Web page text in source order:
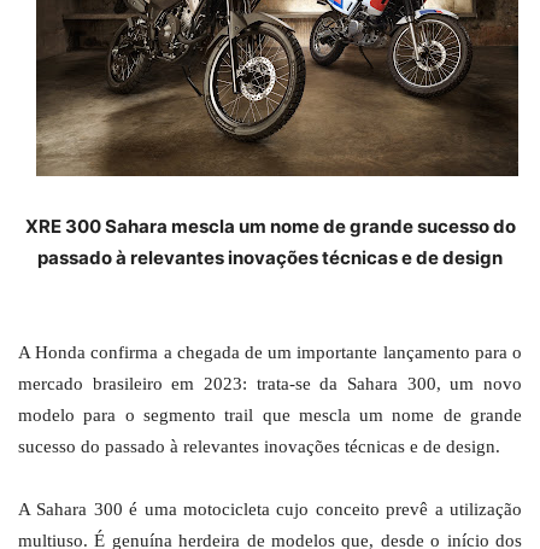
XRE 300 Sahara mescla um nome de grande sucesso do
passado à relevantes inovações técnicas e de design
A Honda confirma a chegada de um importante lançamento para o
mercado brasileiro em 2023: trata-se da Sahara 300, um novo
modelo para o segmento trail que mescla um nome de grande
sucesso do passado à relevantes inovações técnicas e de design.
A Sahara 300 é uma motocicleta cujo conceito prevê a utilização
multiuso. É genuína herdeira de modelos que, desde o início dos